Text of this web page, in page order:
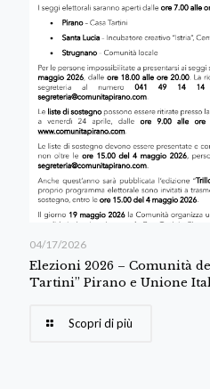
04/17/2026
Elezioni 2026 – Comunità
Tartini” Pirano e Unione
Scopri di più